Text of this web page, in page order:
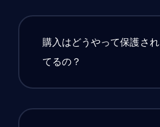
購入はどうやって保護され
てるの？